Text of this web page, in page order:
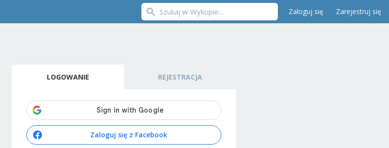
Zaloguj się Zarejestruj się
LOGOWANIE REJESTRACJA
Zaloguj się z Facebook